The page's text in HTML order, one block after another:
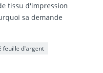
tissu d'impression
sa demande
feuille d'argent